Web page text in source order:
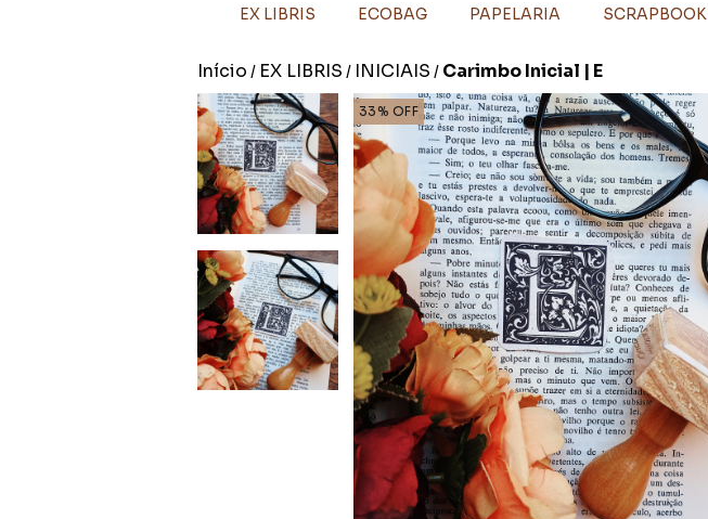
EX LIBRIS ECOBAG PAPELARIA SCRAPBOOK
Início / EX LIBRIS / INICIAIS / Carimbo Inicial | E
33% OFF